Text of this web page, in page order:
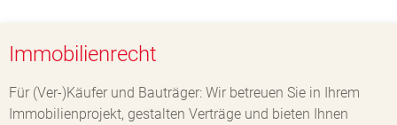
Immobilienrecht
Für (Ver-)Käufer und Bauträger: Wir betreuen Sie in Ihrem
Immobilienprojekt, gestalten Verträge und bieten Ihnen